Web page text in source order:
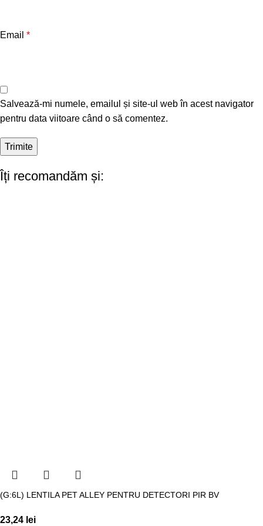
Email *
Salvează-mi numele, emailul și site-ul web în acest navigator
pentru data viitoare când o să comentez.
Îți recomandăm și:
(G:6L) LENTILA PET ALLEY PENTRU DETECTORI PIR BV
23,24 lei